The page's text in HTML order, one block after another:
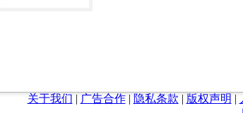
关于我们 | 广告合作| 隐私条款 | 版权声明 |